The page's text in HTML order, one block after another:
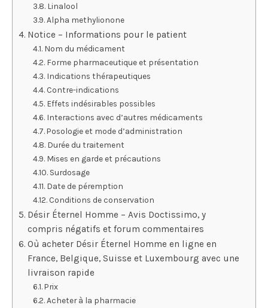
Linalool
Alpha methylionone
Notice – Informations pour le patient
Nom du médicament
Forme pharmaceutique et présentation
Indications thérapeutiques
Contre-indications
Effets indésirables possibles
Interactions avec d’autres médicaments
Posologie et mode d’administration
Durée du traitement
Mises en garde et précautions
Surdosage
Date de péremption
Conditions de conservation
Désir Éternel Homme – Avis Doctissimo, y
compris négatifs et forum commentaires
Où acheter Désir Éternel Homme en ligne en
France, Belgique, Suisse et Luxembourg avec une
livraison rapide
Prix
Acheter à la pharmacie